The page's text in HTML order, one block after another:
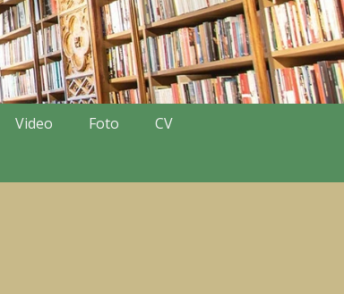
Video Foto
CV